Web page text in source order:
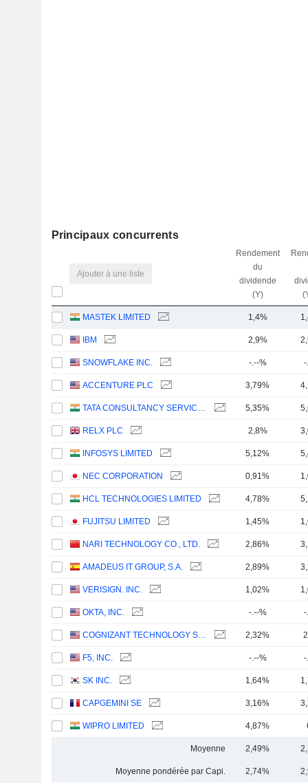
Principaux concurrents
Ajouter à une liste
Rendement
du
dividende
(Y)
MASTEK LIMITED 1,4%
IBM 2,9%
SNOWFLAKE INC. -.--% -
ACCENTURE PLC 3,79%
TATA CONSULTANCY SERVICES LTD. 5,35%
RELX PLC 2,8%
INFOSYS LIMITED 5,12%
NEC CORPORATION 0,91%
HCL TECHNOLOGIES LIMITED 4,78%
FUJITSU LIMITED 1,45%
NARI TECHNOLOGY CO., LTD. 2,86%
AMADEUS IT GROUP, S.A. 2,89%
VERISIGN. INC. 1,02%
OKTA, INC. -.--% -
COGNIZANT TECHNOLOGY SOLUTIONS CORPORATION 2,32%
F5, INC. -.--% -
SK INC. 1,64%
CAPGEMINI SE 3,16%
WIPRO LIMITED 4,87%
Moyenne 2,49%
Moyenne pondérée par Capi. 2,74%